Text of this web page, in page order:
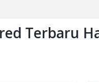
Terbaru